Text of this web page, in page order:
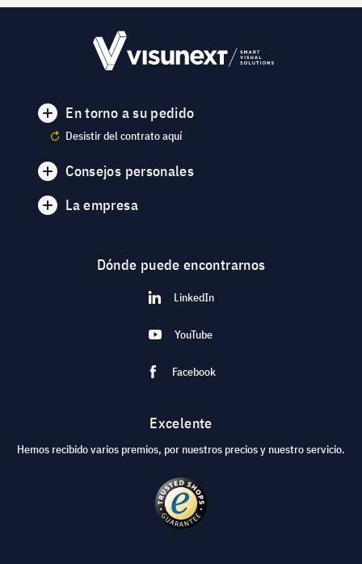
En torno a su pedido
Desistir del contrato aquí
Consejos personales
La empresa
Dónde puede encontrarnos
LinkedIn
YouTube
Facebook
Excelente
Hemos recibido varios premios, por nuestros precios y nuestro servicio.